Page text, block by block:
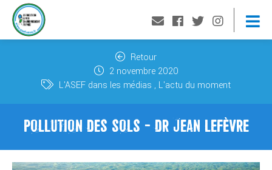
Retour
2 novembre 2020
L'ASEF dans les médias
L'actu du moment
POLLUTION DES SOLS - DR JEAN LEFÈVRE